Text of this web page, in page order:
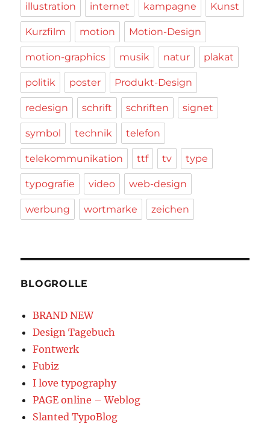
illustration internet kampagne Kunst
Kurzfilm motion Motion-Design
motion-graphics musik natur plakat
politik poster Produkt-Design
redesign schrift schriften signet
symbol technik telefon
telekommunikation ttf tv type
typografie video web-design
werbung wortmarke zeichen
BLOGROLLE
BRAND NEW
Design Tagebuch
Fontwerk
Fubiz
I love typography
PAGE online – Weblog
Slanted TypoBlog